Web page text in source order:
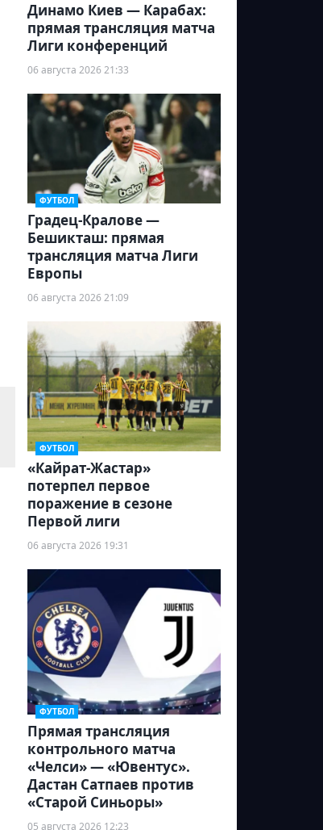
Динамо Киев — Карабах:
прямая трансляция матча
Лиги конференций
06 августа 2026 21:33
ФУТБОЛ
Градец-Кралове —
Бешикташ: прямая
трансляция матча Лиги
Европы
06 августа 2026 21:09
ФУТБОЛ
«Кайрат-Жастар»
потерпел первое
поражение в сезоне
Первой лиги
06 августа 2026 19:31
ФУТБОЛ
Прямая трансляция
контрольного матча
«Челси» — «Ювентус».
Дастан Сатпаев против
«Старой Синьоры»
05 августа 2026 12:23